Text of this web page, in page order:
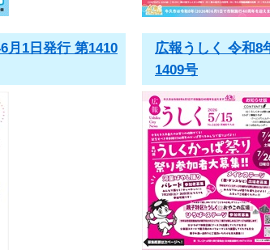
月1日発行 第1410
広報うしく 令和8
1409号